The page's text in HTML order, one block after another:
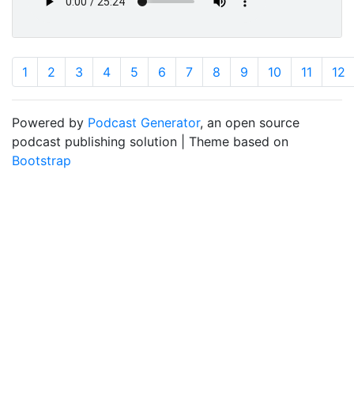
1 2 3 4 5 6 7 8 9 10 11 12
Powered by Podcast Generator, an open source
podcast publishing solution | Theme based on
Bootstrap